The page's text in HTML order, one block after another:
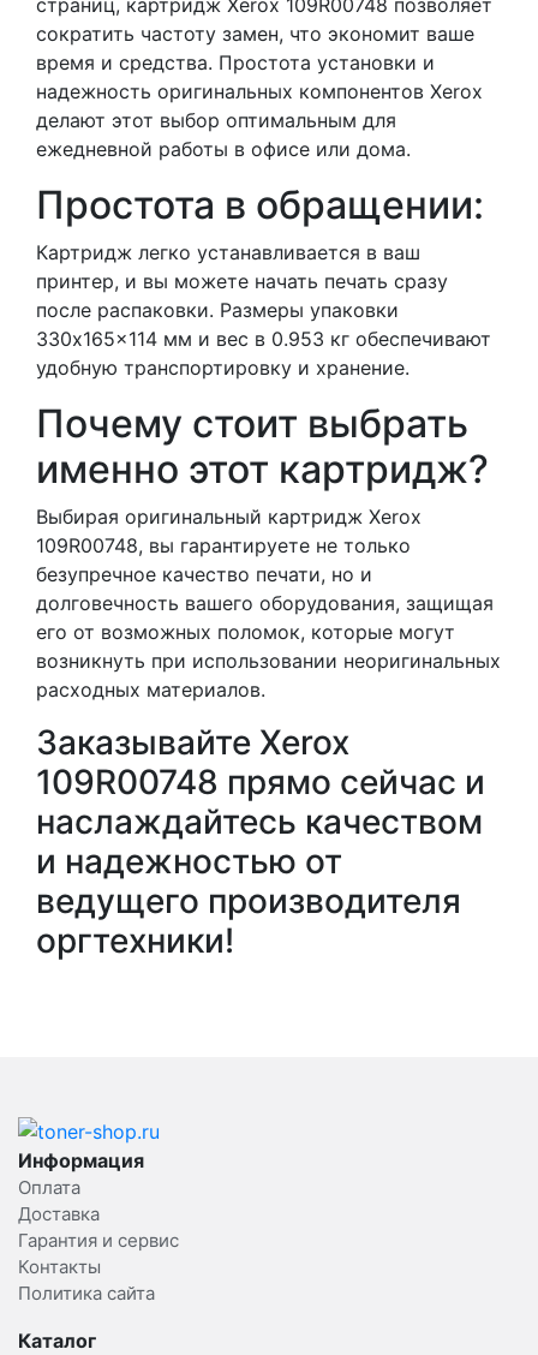
страниц, картридж Xerox 109R00748 позволяет
сократить частоту замен, что экономит ваше
время и средства. Простота установки и
надежность оригинальных компонентов Xerox
делают этот выбор оптимальным для
ежедневной работы в офисе или дома.
Простота в обращении:
Картридж легко устанавливается в ваш
принтер, и вы можете начать печать сразу
после распаковки. Размеры упаковки
330x165x114 мм и вес в 0.953 кг обеспечивают
удобную транспортировку и хранение.
Почему стоит выбрать
именно этот картридж?
Выбирая оригинальный картридж Xerox
109R00748, вы гарантируете не только
безупречное качество печати, но и
долговечность вашего оборудования, защищая
его от возможных поломок, которые могут
возникнуть при использовании неоригинальных
расходных материалов.
Заказывайте Xerox
109R00748 прямо сейчас и
наслаждайтесь качеством
и надежностью от
ведущего производителя
оргтехники!
Информация
Оплата
Доставка
Гарантия и сервис
Контакты
Политика сайта
Каталог